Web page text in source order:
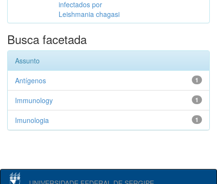
infectados por
Leishmania chagasi
Busca facetada
Assunto
1
Antígenos
1
Immunology
1
Imunologia